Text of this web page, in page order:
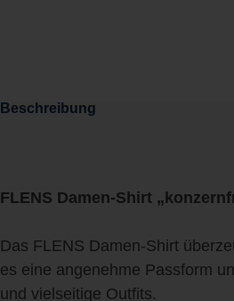
Beschreibung
FLENS Damen-Shirt
Das FLENS Damen-Shirt
es eine angenehme Passform
und vielseitige Outfits.